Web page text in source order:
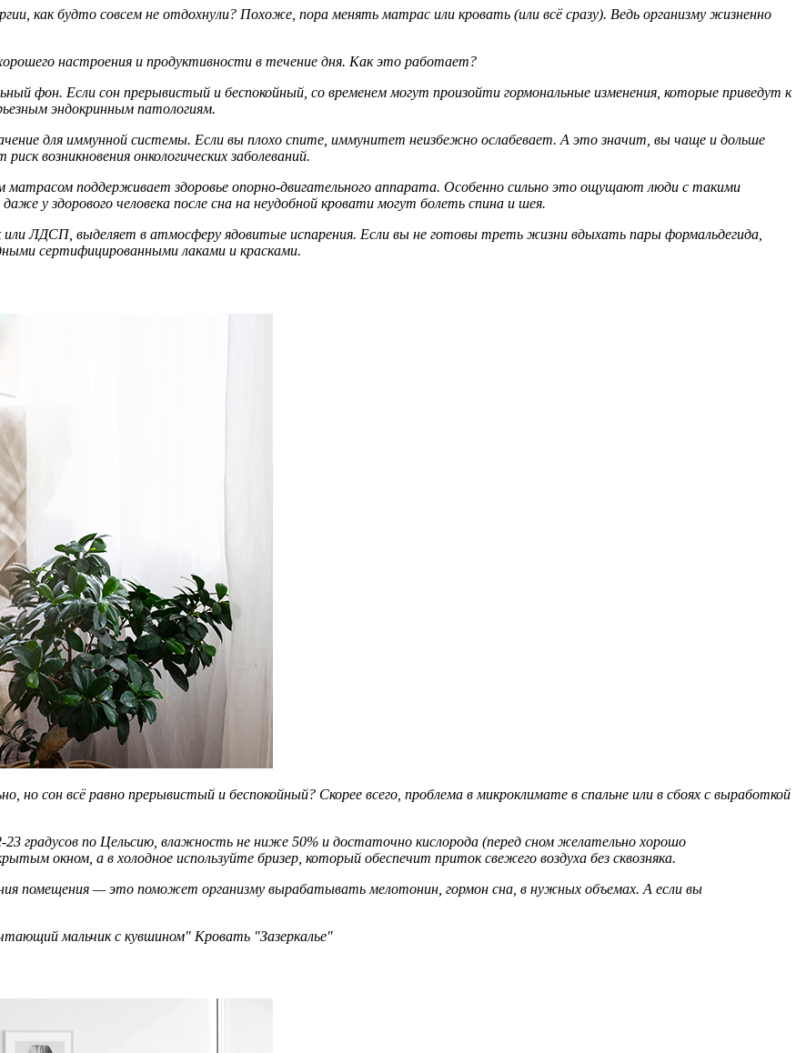
как будто совсем не отдохнули? Похоже, пора менять матрас или кровать (или всё сразу). Ведь организму жизненно
настроения и продуктивности в течение дня. Как это работает?
фон. Если сон прерывистый и беспокойный, со временем могут произойти гормональные изменения, которые приведут к
эндокринным патологиям.
для иммунной системы. Если вы плохо спите, иммунитет неизбежно ослабевает. А это значит, вы чаще и дольше
возникновения онкологических заболеваний.
поддерживает здоровье опорно-двигательного аппарата. Особенно сильно это ощущают люди с такими
у здорового человека после сна на неудобной кровати могут болеть спина и шея.
ЛДСП, выделяет в атмосферу ядовитые испарения. Если вы не готовы треть жизни вдыхать пары формальдегида,
сертифицированными лаками и красками.
но сон всё равно прерывистый и беспокойный? Скорее всего, проблема в микроклимате в спальне или в сбоях с выработкой
градусов по Цельсию, влажность не ниже 50% и достаточно кислорода (перед сном желательно хорошо
окном, а в холодное используйте бризер, который обеспечит приток свежего воздуха без сквозняка.
помещения — это поможет организму вырабатывать мелотонин, гормон сна, в нужных объемах. А если вы
мальчик с кувшином" Кровать "Зазеркалье"